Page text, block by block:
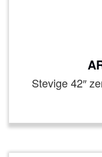
Stevige 42″